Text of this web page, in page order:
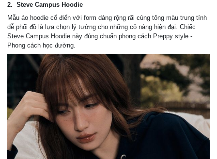
2. Steve Campus Hoodie
Mẫu áo hoodie cổ điển với form dáng rộng rãi cùng tông màu trung tính
dễ phối đồ là lựa chọn lý tưởng cho những cô nàng hiện đại. Chiếc
Steve Campus Hoodie này đúng chuẩn phong cách Preppy style -
Phong cách học đường.